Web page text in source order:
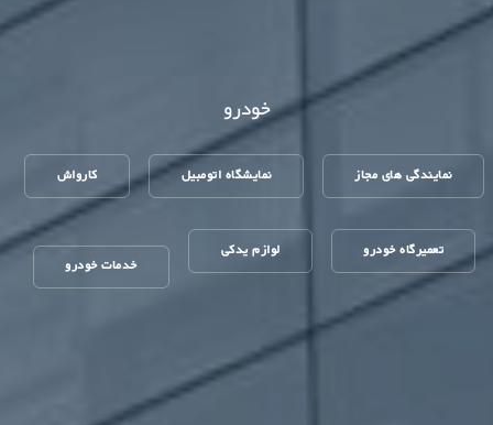
خودرو
نمایندگی های مجاز نمایشگاه اتومبیل کارواش
تعمیرگاه خودرو لوازم یدکی
خدمات خودرو